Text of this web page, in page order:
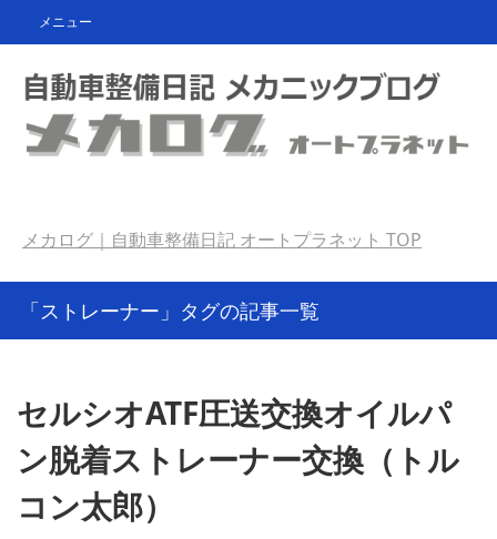
メニュー
メカログ｜自動車整備日記 オートプラネット TOP
「ストレーナー」タグの記事一覧
セルシオATF圧送交換オイルパ
ン脱着ストレーナー交換（トル
コン太郎）